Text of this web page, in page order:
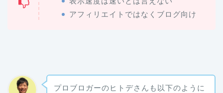
アフィリエイトではなくブログ向け
プロブロガーのヒトデさんも以下のように